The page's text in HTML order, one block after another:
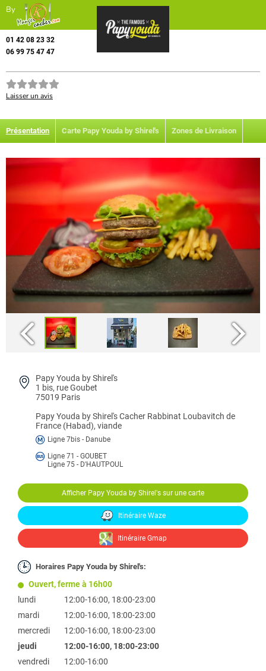
By
01 42 08 23 32
06 99 75 47 47
Laisser un avis
Présentation Carte Papy Youda by Shirel's Zones de Livraison
Papy Youda by Shirel's
1 bis, rue Goubet
75019 Paris
Papy Youda by Shirel'sCacher Rabbinat Loubavitch de
France (Habad), viande
Ligne 7bis - Danube
Ligne 71 - GOUBET
Ligne 75 - D'HAUTPOUL
Afficher Papy Youda by Shirel's sur une carte
Itinéraire Waze
Itinéraire Gmap
Horaires Papy Youda by Shirel's:
Ouvert, ferme à 16h00
lundi
12:00-16:00, 18:00-23:00
mardi
12:00-16:00, 18:00-23:00
mercredi
12:00-16:00, 18:00-23:00
jeudi
12:00-16:00, 18:00-23:00
vendredi
12:00-16:00